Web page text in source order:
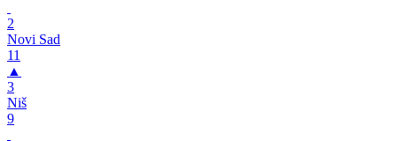
2
Novi Sad
11
▲
3
Niš
9